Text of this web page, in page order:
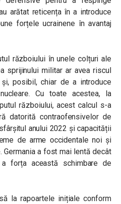
arătat reticența în a introduce
forțele ucrainene în avantaj
războiului în unele colțuri ale
sprijinului militar ar avea riscul
posibil, chiar de a introduce
Cu toate acestea, la
războiului, acest calcul s-a
datorită contraofensivelor de
anului 2022 și capacității
de arme occidentale noi și
a fost mai lentă decât
forța această schimbare de
la rapoartele inițiale conform